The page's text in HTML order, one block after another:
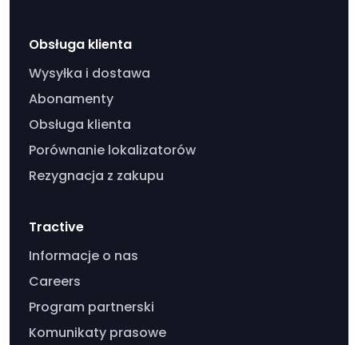
Obsługa klienta
Wysyłka i dostawa
Abonamenty
Obsługa klienta
Porównanie lokalizatorów
Rezygnacja z zakupu
Tractive
Informacje o nas
Careers
Program partnerski
Komunikaty prasowe